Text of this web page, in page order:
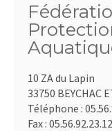
10 ZA du Lapin
33750 BEYCHAC
Téléphone :
Fax : 05.56.92.23.12